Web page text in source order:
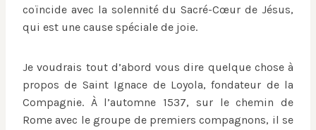
coïncide avec la solennité du Sacré-Cœur de Jésus,
qui est une cause spéciale de joie.
Je voudrais tout d’abord vous dire quelque chose à
propos de Saint Ignace de Loyola, fondateur de la
Compagnie. À l’automne 1537, sur le chemin de
Rome avec le groupe de premiers compagnons, il se